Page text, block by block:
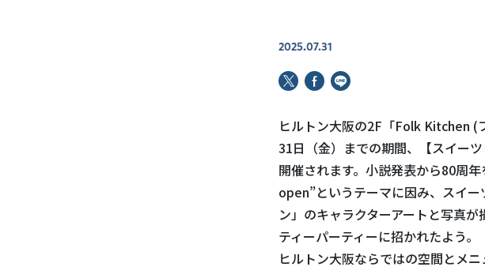
2025.07.31
ヒルトン大阪の2F「Folk Kitchen (
31日（金）までの期間、【スイー
開催されます。小説発表から80周
open”というテーマに因み、スイ
ン」のキャラクターアートと写真
ティーパーティーに招かれたよう
ヒルトン大阪ならではの空間とメニ